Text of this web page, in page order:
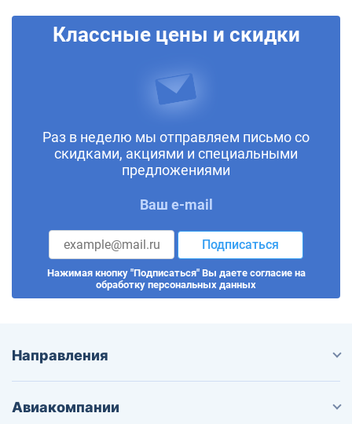
Классные цены и скидки
Раз в неделю мы отправляем письмо со
скидками, акциями и специальными
предложениями
Ваш e-mail
Подписаться
Нажимая кнопку "Подписаться" Вы даете согласие на
обработку персональных данных
Направления
Авиакомпании